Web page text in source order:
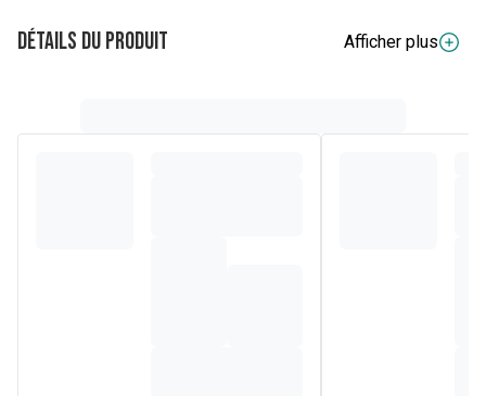
Détails du produit
Afficher plus
Concerts, sports mécaniques, outillage ou matériel